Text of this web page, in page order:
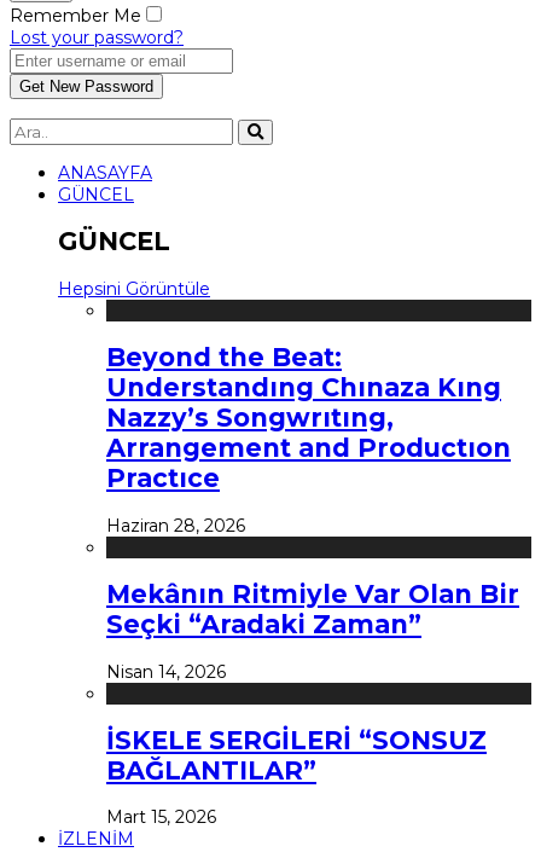
Remember Me
Lost your password?
ANASAYFA
GÜNCEL
GÜNCEL
Hepsini Görüntüle
Beyond the Beat:
Understandıng Chınaza Kıng
Nazzy’s Songwrıtıng,
Arrangement and Productıon
Practıce
Haziran 28, 2026
Mekânın Ritmiyle Var Olan Bir
Seçki “Aradaki Zaman”
Nisan 14, 2026
İSKELE SERGİLERİ “SONSUZ
BAĞLANTILAR”
Mart 15, 2026
İZLENİM